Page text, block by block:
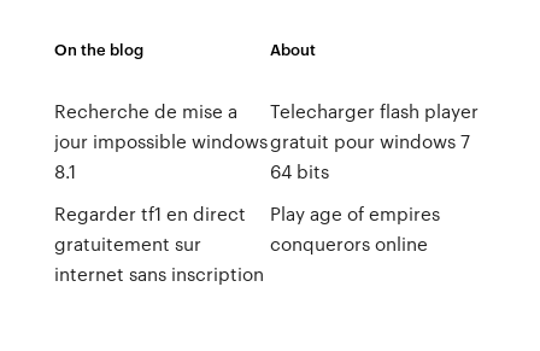
On the blog
Recherche de mise a
jour impossible windows
8.1
Regarder tf1 en direct
gratuitement sur
internet sans inscription
About
Telecharger flash player
gratuit pour windows 7
64 bits
Play age of empires
conquerors online